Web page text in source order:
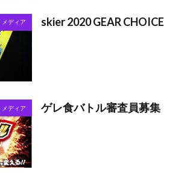
メディア skier 2020 GEAR CHOICE
メディア ゲレ食バトル審査員募集